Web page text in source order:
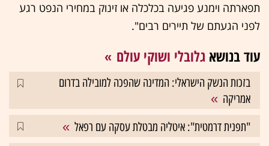
תפארתה וימנע פגיעה בכלכלה או זינוק במחירי הנפט רגע
לפני הגעתם של תיירים רבים".
עוד בנושא גלובלי ושוקי עולם
בזכות הנשק הישראלי: המדינה שהפכה למובילה בדרום
אמריקה
"תפנית דרמטית": איטליה מבטלת עסקה עם רפאל